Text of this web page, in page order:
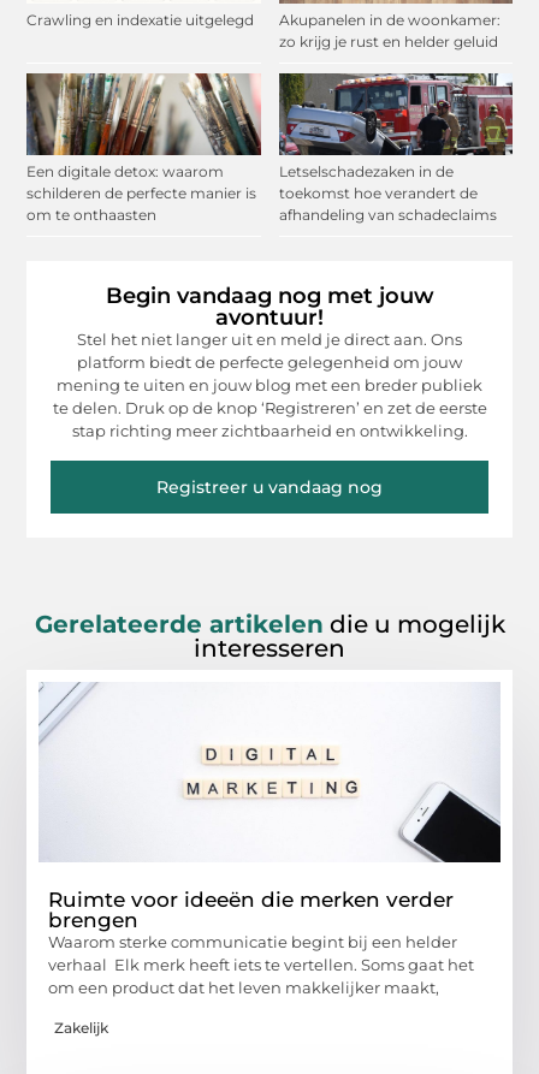
Crawling en indexatie uitgelegd
Akupanelen in de woonkamer:
zo krijg je rust en helder geluid
Een digitale detox: waarom
schilderen de perfecte manier is
om te onthaasten
Letselschadezaken in de
toekomst hoe verandert de
afhandeling van schadeclaims
Begin vandaag nog met jouw
avontuur!
Stel het niet langer uit en meld je direct aan. Ons
platform biedt de perfecte gelegenheid om jouw
mening te uiten en jouw blog met een breder publiek
te delen. Druk op de knop ‘Registreren’ en zet de eerste
stap richting meer zichtbaarheid en ontwikkeling.
Registreer u vandaag nog
Gerelateerde artikelen die u mogelijk
interesseren
Ruimte voor ideeën die merken verder
brengen
Waarom sterke communicatie begint bij een helder
verhaal Elk merk heeft iets te vertellen. Soms gaat het
om een product dat het leven makkelijker maakt,
Zakelijk